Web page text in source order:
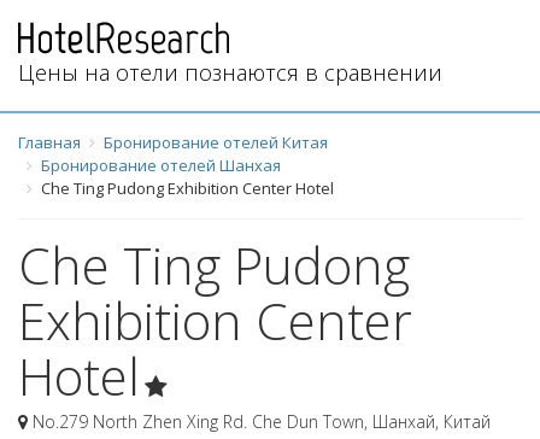
Цены на отели познаются в сравнении
Главная
Бронирование отелей Китая
Бронирование отелей Шанхая
Che Ting Pudong Exhibition Center Hotel
Che Ting Pudong
Exhibition Center
Hotel
No.279 North Zhen Xing Rd. Che Dun Town, Шанхай, Китай